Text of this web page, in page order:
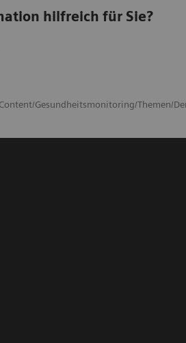
hilfreich für Sie?
Gesundheitsmonitoring/Themen/